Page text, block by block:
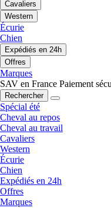
Cavaliers
Western
Écurie
Chien
Expédiés en 24h
Offres
Marques
SAV en France Paiement
Rechercher
Spécial été
Cheval au repos
Cheval au travail
Cavaliers
Western
Écurie
Chien
Expédiés en 24h
Offres
Marques